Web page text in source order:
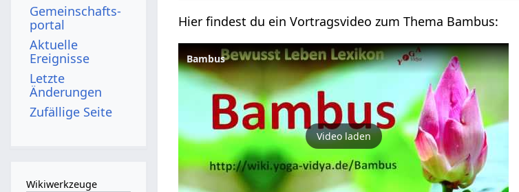
Hier findest du ein Vortragsvideo zum Thema Bambus‏‎:
Bambus‏‎
Video laden
Gemeinschafts­
portal
Aktuelle
Ereignisse
Letzte
Änderungen
Zufällige Seite
Wikiwerkzeuge